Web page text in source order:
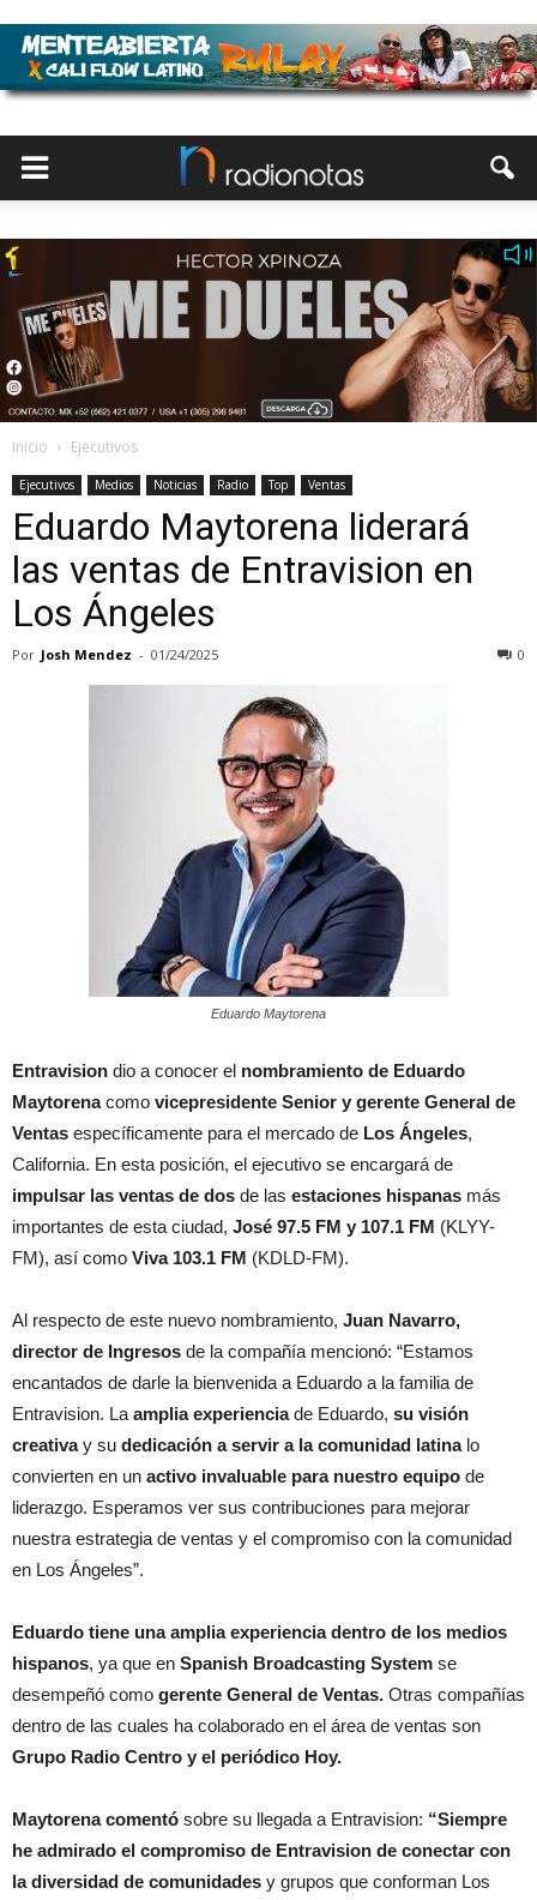
Inicio Ejecutivos
Ejecutivos Medios Noticias Radio Top Ventas
Eduardo Maytorena liderará
las ventas de Entravision en
Los Ángeles
Por Josh Mendez - 01/24/2025 0
Eduardo Maytorena
Entravision dio a conocer el nombramiento de Eduardo
Maytorenacomo vicepresidente Senior y gerente General de
Ventas específicamente para el mercado de Los Ángeles,
California. En esta posición, el ejecutivo se encargará de
impulsar las ventas de dos de las estaciones hispanas más
importantes de esta ciudad, José 97.5 FM y 107.1 FM (KLYY-
FM), así como Viva 103.1 FM (KDLD-FM).
Al respecto de este nuevo nombramiento, Juan Navarro,
director de Ingresos de la compañía mencionó: “Estamos
encantados de darle la bienvenida a Eduardo a la familia de
Entravision. La amplia experienciade Eduardo, su visión
creativay su dedicación a servir a la comunidad latinalo
convierten en un activo invaluable para nuestro equipo de
liderazgo. Esperamos ver sus contribuciones para mejorar
nuestra estrategia de ventas y el compromiso con la comunidad
en Los Ángeles”.
Eduardo tiene una amplia experiencia dentro de los medios
hispanos, ya que en Spanish Broadcasting System se
desempeñó como gerente General de Ventas. Otras compañías
dentro de las cuales ha colaborado en el área de ventas son
Grupo Radio Centro y el periódico Hoy.
Maytorena comentó sobre su llegada a Entravision: “Siempre
he admirado el compromiso de Entravision de conectar con
la diversidad de comunidades y grupos que conforman Los